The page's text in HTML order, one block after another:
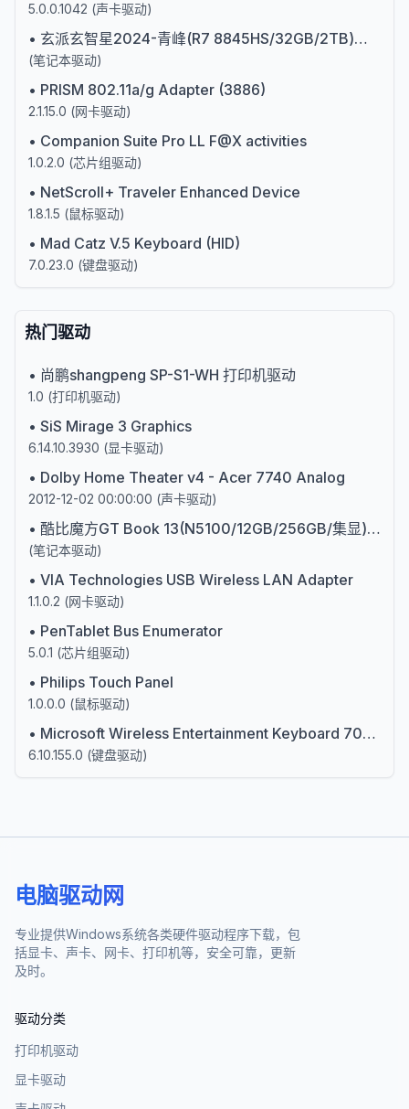
5.0.0.1042 (声卡驱动)
• 玄派玄智星2024-青峰(R7 8845HS/32GB/2TB)第二代AIPC处理器
(笔记本驱动)
• PRISM 802.11a/g Adapter (3886)
2.1.15.0 (网卡驱动)
• Companion Suite Pro LL F@X activities
1.0.2.0 (芯片组驱动)
• NetScroll+ Traveler Enhanced Device
1.8.1.5 (鼠标驱动)
• Mad Catz V.5 Keyboard (HID)
7.0.23.0 (键盘驱动)
热门驱动
• 尚鹏shangpeng SP-S1-WH 打印机驱动
1.0 (打印机驱动)
• SiS Mirage 3 Graphics
6.14.10.3930 (显卡驱动)
• Dolby Home Theater v4 - Acer 7740 Analog
2012-12-02 00:00:00 (声卡驱动)
• 酷比魔方GT Book 13(N5100/12GB/256GB/集显)赛扬四核
(笔记本驱动)
• VIA Technologies USB Wireless LAN Adapter
1.1.0.2 (网卡驱动)
• PenTablet Bus Enumerator
5.0.1 (芯片组驱动)
• Philips Touch Panel
1.0.0.0 (鼠标驱动)
• Microsoft Wireless Entertainment Keyboard 7000 (106/109) (IntelliType Pro)
6.10.155.0 (键盘驱动)
电脑驱动网
专业提供Windows系统各类硬件驱动程序下载，包
括显卡、声卡、网卡、打印机等，安全可靠，更新
及时。
驱动分类
打印机驱动
显卡驱动